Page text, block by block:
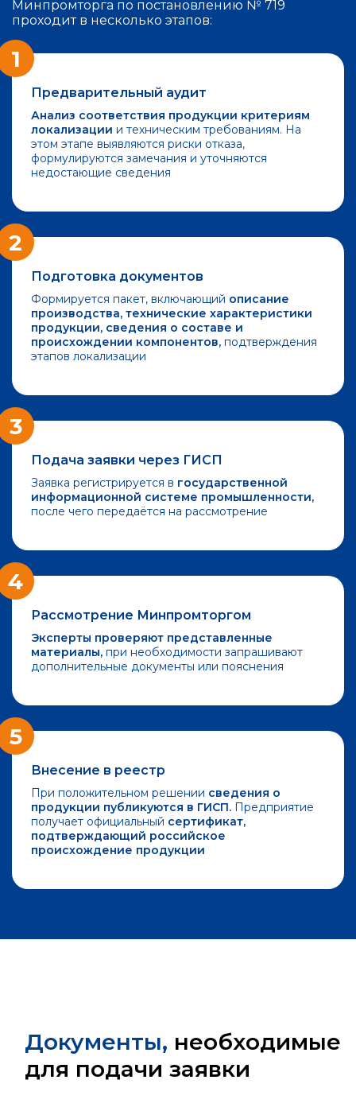
Минпромторга по постановлению № 719
проходит в несколько этапов:
1
Предварительный аудит
Анализ соответствия продукции критериям
локализации и техническим требованиям. На
этом этапе выявляются риски отказа,
формулируются замечания и уточняются
недостающие сведения
2
Подготовка документов
Формируется пакет, включающий описание
производства, технические характеристики
продукции, сведения о составе и
происхождении компонентов, подтверждения
этапов локализации
3
Подача заявки через ГИСП
Заявка регистрируется в государственной
информационной системе промышленности,
после чего передаётся на рассмотрение
4
Рассмотрение Минпромторгом
Эксперты проверяют представленные
материалы, при необходимости запрашивают
дополнительные документы или пояснения
5
Внесение в реестр
При положительном решении сведения о
продукции публикуются в ГИСП. Предприятие
получает официальный сертификат,
подтверждающий российское
происхождение продукции
Документы, необходимые
для подачи заявки